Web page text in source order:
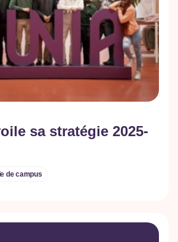
sa stratégie 2025-
de campus